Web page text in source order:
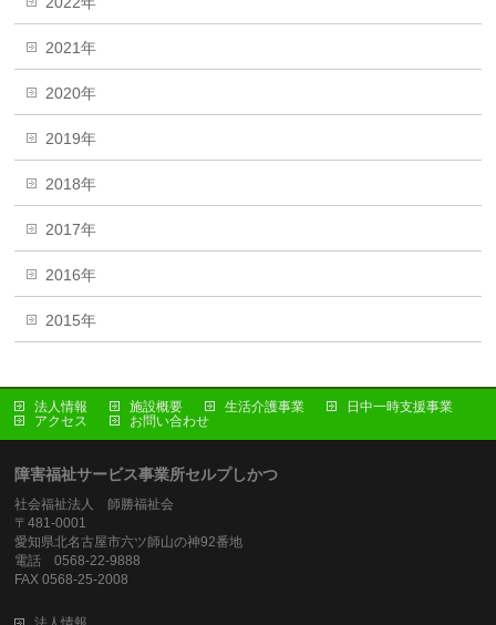
2021年
2020年
2019年
2018年
2017年
2016年
2015年
法人情報 施設概要 生活介護事業
日中一時支援事業
アクセス
お問い合わせ
障害福祉サービス事業所セルプしかつ
社会福祉法人 師勝福祉会
〒481-0001
愛知県北名古屋市六ツ師山の神92番地
電話 0568-22-9888
FAX 0568-25-2008